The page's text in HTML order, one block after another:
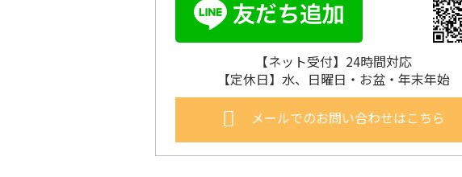
【ネット受付】24時間対応
【定休日】水、日曜日・お盆・年末年始
メールでのお問い合わせはこちら